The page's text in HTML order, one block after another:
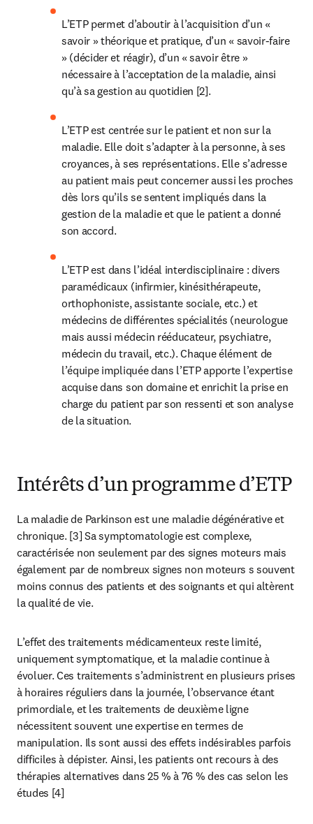
L’ETP permet d’aboutir à l’acquisition d’un «
savoir » théorique et pratique, d’un « savoir-faire
» (décider et réagir), d’un « savoir être »
nécessaire à l’acceptation de la maladie, ainsi
qu’à sa gestion au quotidien [2].
L’ETP est centrée sur le patient et non sur la
maladie. Elle doit s’adapter à la personne, à ses
croyances, à ses représentations. Elle s’adresse
au patient mais peut concerner aussi les proches
dès lors qu’ils se sentent impliqués dans la
gestion de la maladie et que le patient a donné
son accord.
L’ETP est dans l’idéal interdisciplinaire : divers
paramédicaux (infirmier, kinésithérapeute,
orthophoniste, assistante sociale, etc.) et
médecins de différentes spécialités (neurologue
mais aussi médecin rééducateur, psychiatre,
médecin du travail, etc.). Chaque élément de
l’équipe impliquée dans l’ETP apporte l’expertise
acquise dans son domaine et enrichit la prise en
charge du patient par son ressenti et son analyse
de la situation.
Intérêts d’un programme d’ETP
La maladie de Parkinson est une maladie dégénérative et
chronique. [3] Sa symptomatologie est complexe,
caractérisée non seulement par des signes moteurs mais
également par de nombreux signes non moteurs s souvent
moins connus des patients et des soignants et qui altèrent
la qualité de vie.
L’effet des traitements médicamenteux reste limité,
uniquement symptomatique, et la maladie continue à
évoluer. Ces traitements s’administrent en plusieurs prises
à horaires réguliers dans la journée, l’observance étant
primordiale, et les traitements de deuxième ligne
nécessitent souvent une expertise en termes de
manipulation. Ils sont aussi des effets indésirables parfois
difficiles à dépister. Ainsi, les patients ont recours à des
thérapies alternatives dans 25 % à 76 % des cas selon les
études [4]